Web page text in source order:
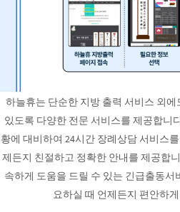
하늘휴는 단순한 지방 출력 서비스 외
있도록 다양한 전문 서비스를 제공합니
황에 대비하여 24시간 장례상담 서비스
제든지 친절하고 정확한 안내를 제공합
속하게 도움을 드릴 수 있는 긴급출동서
요하실 때 언제든지 편안하